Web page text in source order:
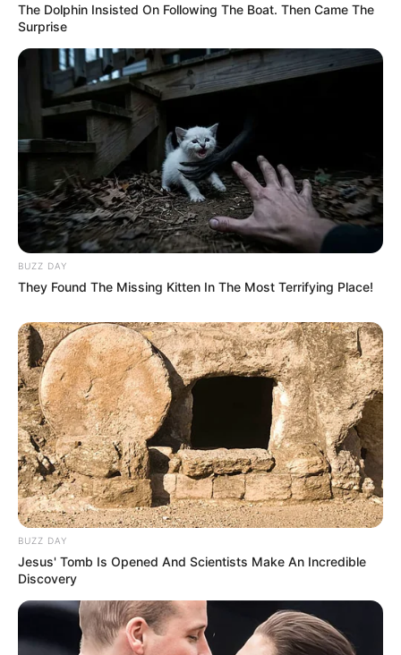
The Dolphin Insisted On Following The Boat. Then Came The
Surprise
BUZZ DAY
They Found The Missing Kitten In The Most Terrifying Place!
BUZZ DAY
Jesus' Tomb Is Opened And Scientists Make An Incredible
Discovery